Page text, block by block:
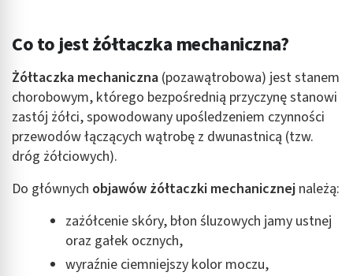
Co to jest żółtaczka mechaniczna?
Żółtaczka mechaniczna (pozawątrobowa) jest stanem
chorobowym, którego bezpośrednią przyczynę stanowi
zastój żółci, spowodowany upośledzeniem czynności
przewodów łączących wątrobę z dwunastnicą (tzw.
dróg żółciowych).
Do głównych objawów żółtaczki mechanicznej należą:
zażółcenie skóry, błon śluzowych jamy ustnej
oraz gałek ocznych,
wyraźnie ciemniejszy kolor moczu,